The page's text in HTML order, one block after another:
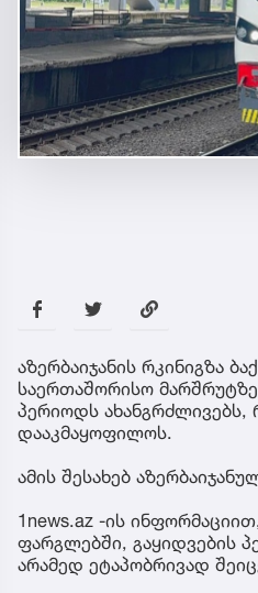
აზერბაიჯანის რკინიგზა
საერთაშორისო
პერიოდს
დააკმაყოფილოს.
ამის შესახებ
1news.az -ის
ფარგლებში, გაყიდვების
არამედ ეტაპობრივად